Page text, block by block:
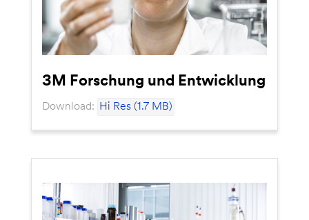
3M Forschung und Entwicklung
Download: Hi Res (1.7 MB)